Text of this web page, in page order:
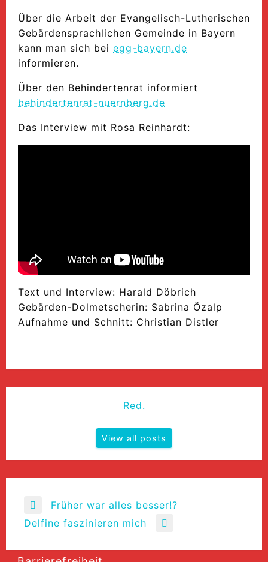
Über die Arbeit der Evangelisch-Lutherischen
Gebärdensprachlichen Gemeinde in Bayern
kann man sich bei egg-bayern.de
informieren.
Über den Behindertenrat informiert
behindertenrat-nuernberg.de
Das Interview mit Rosa Reinhardt:
Text und Interview: Harald Döbrich
Gebärden-Dolmetscherin: Sabrina Özalp
Aufnahme und Schnitt: Christian Distler
Red.
View all posts
Beitragsnavigation
Previous
Post
Früher war alles besser!?
Next
Delfine faszinieren mich